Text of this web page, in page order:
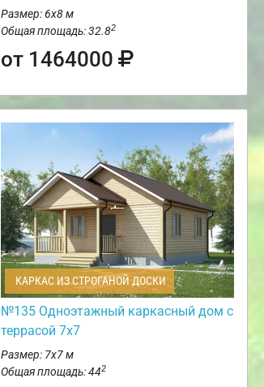
Размер: 6х8 м
Общая площадь: 32.82
от 1464000
КАРКАС ИЗ СТРОГАНОЙ ДОСКИ
№135 Одноэтажный каркасный дом с
террасой 7х7
Размер: 7х7 м
Общая площадь: 442